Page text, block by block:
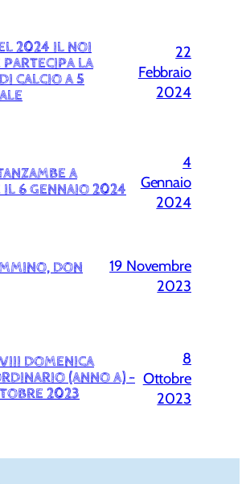
2024 IL NOI
LA
CALCIO A 5
22
Febbraio
2024
A
IL 6 GENNAIO 2024
4
Gennaio
2024
DON
19 Novembre
2023
DOMENICA
(ANNO A) –
2023
8
Ottobre
2023